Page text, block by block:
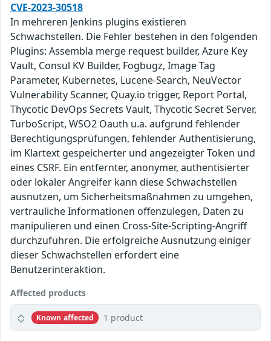
CVE-2023-30518
In mehreren Jenkins plugins existieren
Schwachstellen. Die Fehler bestehen in den folgenden
Plugins: Assembla merge request builder, Azure Key
Vault, Consul KV Builder, Fogbugz, Image Tag
Parameter, Kubernetes, Lucene-Search, NeuVector
Vulnerability Scanner, Quay.io trigger, Report Portal,
Thycotic DevOps Secrets Vault, Thycotic Secret Server,
TurboScript, WSO2 Oauth u.a. aufgrund fehlender
Berechtigungsprüfungen, fehlender Authentisierung,
im Klartext gespeicherter und angezeigter Token und
eines CSRF. Ein entfernter, anonymer, authentisierter
oder lokaler Angreifer kann diese Schwachstellen
ausnutzen, um Sicherheitsmaßnahmen zu umgehen,
vertrauliche Informationen offenzulegen, Daten zu
manipulieren und einen Cross-Site-Scripting-Angriff
durchzuführen. Die erfolgreiche Ausnutzung einiger
dieser Schwachstellen erfordert eine
Benutzerinteraktion.
Affected products
Known affected 1 product